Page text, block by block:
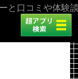
と口コミや体験